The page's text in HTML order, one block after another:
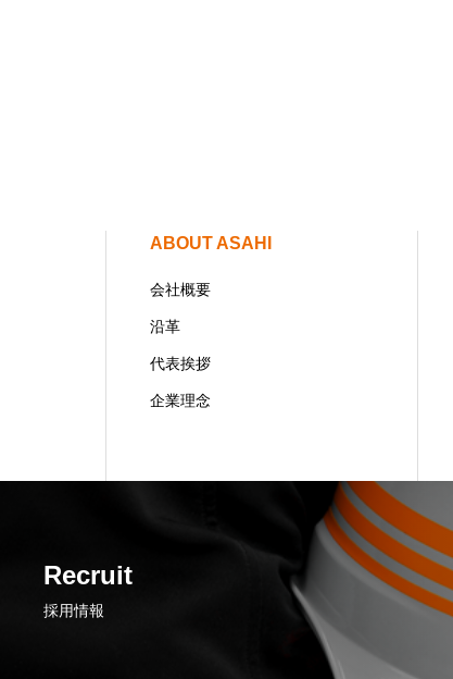
ABOUT ASAHI
会社概要
沿革
代表挨拶
企業理念
Recruit
採用情報